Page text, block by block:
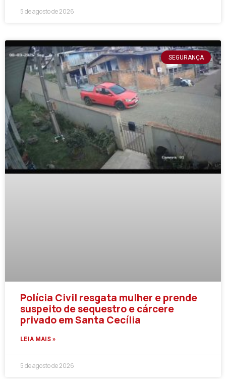
5 de agosto de 2026
SEGURANÇA
Polícia Civil resgata mulher e prende
suspeito de sequestro e cárcere
privado em Santa Cecília
LEIA MAIS »
5 de agosto de 2026